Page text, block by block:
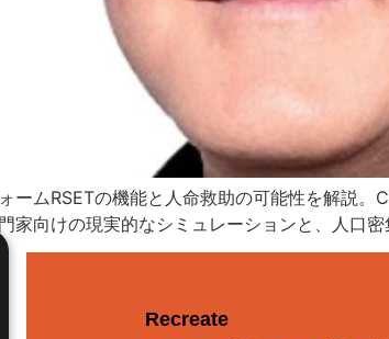
ームRSETの機能と人命救助の可能性を解説
家向けの現実的なシミュレーションと、人口
Recreate